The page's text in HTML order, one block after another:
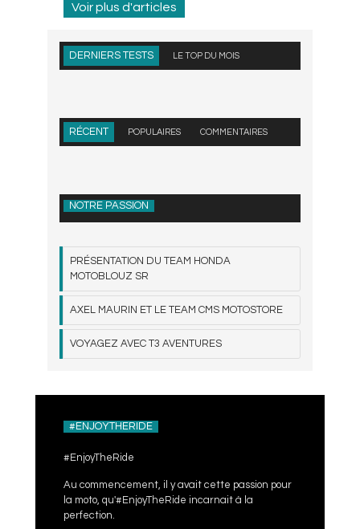
Voir plus d'articles
DERNIERS TESTS LE TOP DU MOIS
RÉCENT POPULAIRES COMMENTAIRES
NOTRE PASSION
PRÉSENTATION DU TEAM HONDA
MOTOBLOUZ SR
AXEL MAURIN ET LE TEAM CMS MOTOSTORE
VOYAGEZ AVEC T3 AVENTURES
#ENJOYTHERIDE
#EnjoyTheRide
Au commencement, il y avait cette passion pour
la moto, qu'#EnjoyTheRide incarnait à la
perfection.